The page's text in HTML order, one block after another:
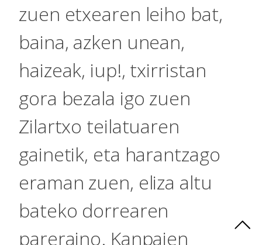
zuen etxearen leiho bat,
baina, azken unean,
haizeak, iup!, txirristan
gora bezala igo zuen
Zilartxo teilatuaren
gainetik, eta harantzago
eraman zuen, eliza altu
bateko dorrearen
pareraino. Kanpaien